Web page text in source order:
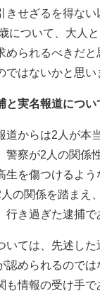
きせざるを得な
について、大人
められるべきだ
ではないかと思い
と実名報道につい
道からは2人が本
警察が2人の関係
生を傷つけるよ
の関係を踏まえ
行き過ぎた逮捕で
いては、先述し
認められるので
も情報の受け手